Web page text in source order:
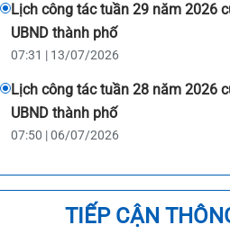
Lịch công tác tuần 29 năm 2026
UBND thành phố
07:31 | 13/07/2026
Lịch công tác tuần 28 năm 2026
UBND thành phố
07:50 | 06/07/2026
TIẾP CẬN